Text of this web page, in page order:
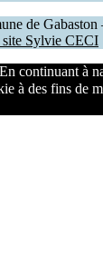
de Gabaston
site Sylvie CECI
continuant à
à des fins de